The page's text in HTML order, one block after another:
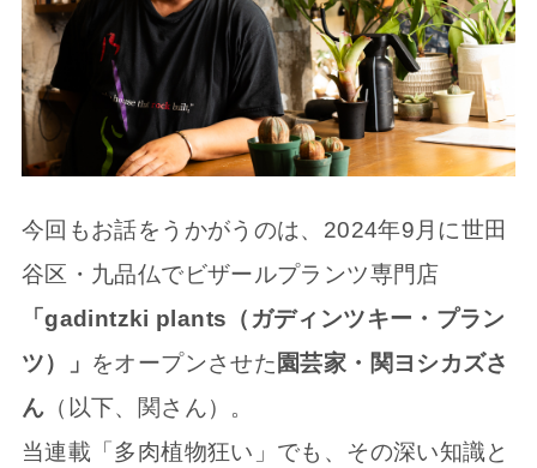
今回もお話をうかがうのは、2024年9月に世田
谷区・九品仏でビザールプランツ専門店
「gadintzki plants（ガディンツキー・プラン
ツ）」 をオープンさせた 園芸家・関ヨシカズさ
ん （以下、関さん）。
当連載「多肉植物狂い」でも、その深い知識と